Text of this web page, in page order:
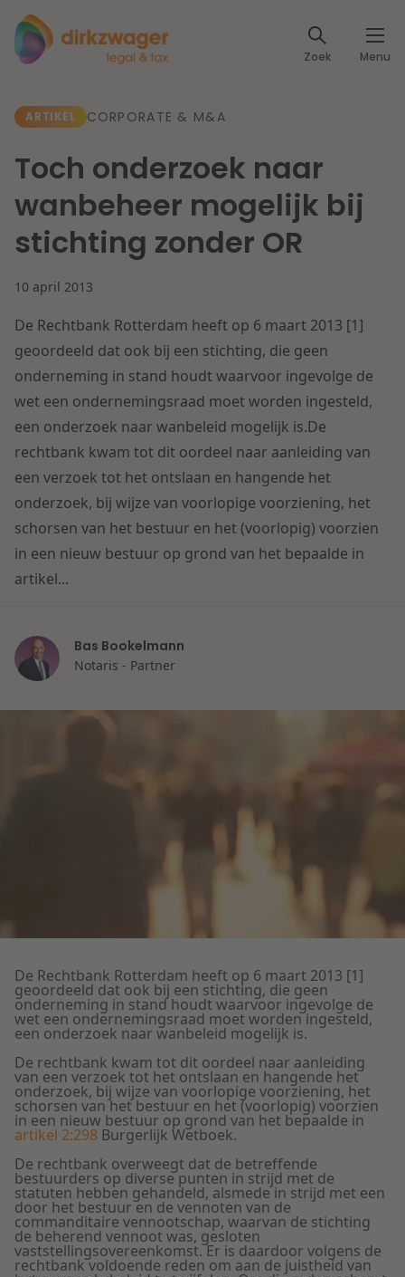
Zoek Menu
Expertises
Fiscaal
Arbeid & Pensioen
IE & Innovatie
Herstructurering & Insolventie
Energie
Zorg & Sociaal domein
Overheid & Omgeving
Aanbesteding & Mededinging
Aansprakelijkheid & Verzekering
Dichtbij een toekomstbestendige zorg
Lees meer
Dichtbij de kansen en uitdagingen in de
woningbouw
Artikelen
Klantcases
Events
Specialisten
Over ons
Over Dirkzwager
Internationale partners
Nieuws
Werken bij
Contact
Nederlands
ARTIKEL CORPORATE & M&A
Toch onderzoek naar
wanbeheer mogelijk bij
stichting zonder OR
10 april 2013
De Rechtbank Rotterdam heeft op 6 maart 2013 [1]
geoordeeld dat ook bij een stichting, die geen
onderneming in stand houdt waarvoor ingevolge de
wet een ondernemingsraad moet worden ingesteld,
een onderzoek naar wanbeleid mogelijk is.De
rechtbank kwam tot dit oordeel naar aanleiding van
een verzoek tot het ontslaan en hangende het
onderzoek, bij wijze van voorlopige voorziening, het
schorsen van het bestuur en het (voorlopig) voorzien
in een nieuw bestuur op grond van het bepaalde in
artikel...
Bas Bookelmann
Notaris - Partner
De Rechtbank Rotterdam heeft op 6 maart 2013 [1]
geoordeeld dat ook bij een stichting, die geen
onderneming in stand houdt waarvoor ingevolge de
wet een ondernemingsraad moet worden ingesteld,
een onderzoek naar wanbeleid mogelijk is.
De rechtbank kwam tot dit oordeel naar aanleiding
van een verzoek tot het ontslaan en hangende het
onderzoek, bij wijze van voorlopige voorziening, het
schorsen van het bestuur en het (voorlopig) voorzien
in een nieuw bestuur op grond van het bepaalde in
artikel 2:298 Burgerlijk Wetboek.
De rechtbank overweegt dat de betreffende
bestuurders op diverse punten in strijd met de
statuten hebben gehandeld, alsmede in strijd met een
door het bestuur en de vennoten van de
commanditaire vennootschap, waarvan de stichting
de beherend vennoot was, gesloten
vaststellingsovereenkomst. Er is daardoor volgens de
rechtbank voldoende reden om aan de juistheid van